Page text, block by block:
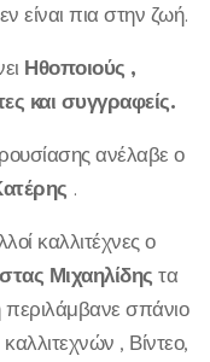
είναι πια στην ζωή.
Ηθοποιούς ,
και συγγραφείς.
ανέλαβε ο
.
καλλιτέχνες ο
Μιχαηλίδης τα
σπάνιο
, Βίντεο,